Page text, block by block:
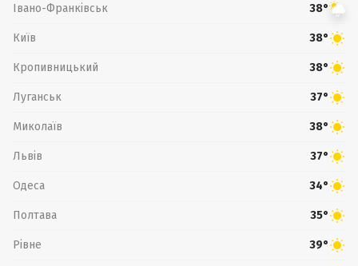
Івано-Франківськ 38°
Київ 38°
Кропивницький 38°
Луганськ 37°
Миколаїв 38°
Львів 37°
Одеса 34°
Полтава 35°
Рівне 39°